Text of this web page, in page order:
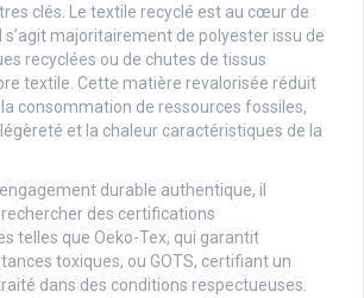
clés. Le textile recyclé est au cœur de
s’agit majoritairement de polyester issu de
recyclées ou de chutes de tissus
textile. Cette matière revalorisée réduit
consommation de ressources fossiles,
et la chaleur caractéristiques de la
durable authentique, il
des certifications
telles que Oeko-Tex, qui garantit
toxiques, ou GOTS, certifiant un
dans des conditions respectueuses.